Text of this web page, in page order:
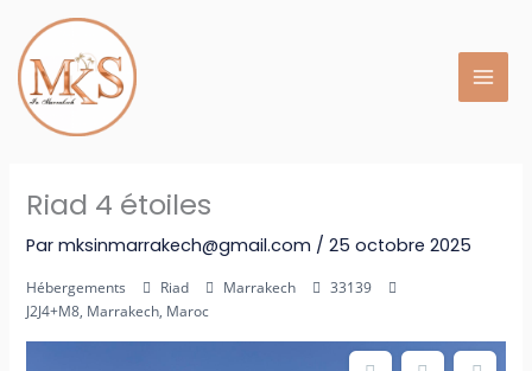
contenu
Riad 4 étoiles
Parmksinmarrakech@gmail.com /25 octobre 2025
Hébergements Riad Marrakech
33139
J2J4+M8, Marrakech, Maroc